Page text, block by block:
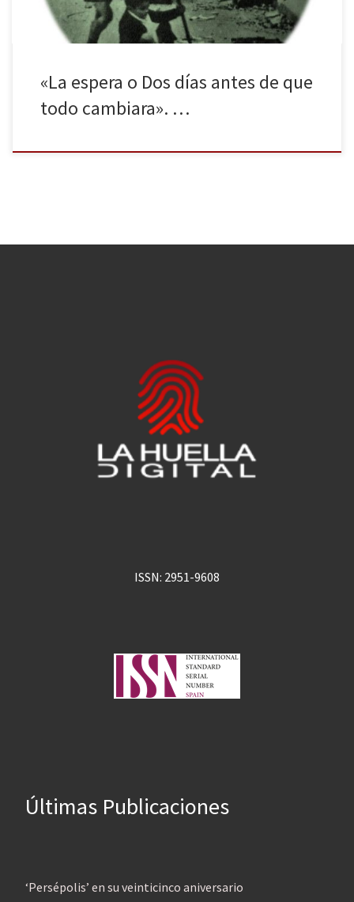
«La espera o Dos días antes de que
todo cambiara». …
ISSN: 2951-9608
Últimas Publicaciones
‘Persépolis’ en su veinticinco aniversario